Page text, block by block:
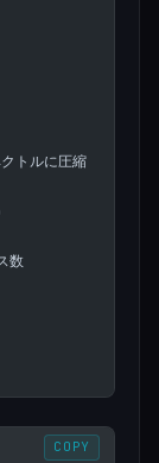
ルに圧縮
数
COPY